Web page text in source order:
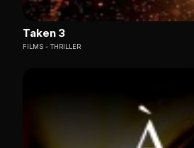
Taken 3
FILMS THRILLER